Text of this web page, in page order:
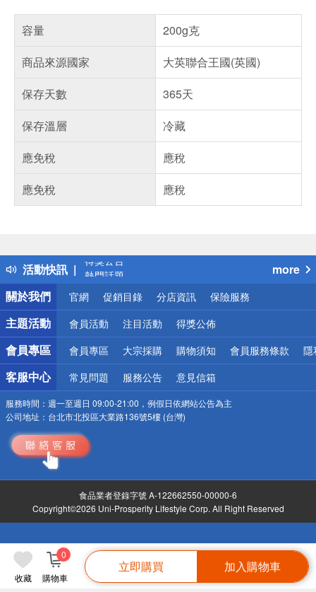
收藏 購物車
0
立即購買 加入購物車
容量
200g克
商品來源國家
大英聯合王國(英國)
保存天數
365天
保存溫層
冷藏
應免稅
應稅
應免稅
應稅
活動快訊
得獎公告
熱門話題
銀行優惠
偏遠地區配送
詐騙網頁！請小心！
more
關於我們
官網 促銷目錄 分店資訊 保險服務
主題活動 會員活動 注目活動 得獎公佈
會員專區 會員專區 大宗採購 購物須知 會員服務條款 隱
客服中心 常見問題 服務公告 意見信箱
服務時間： 週一至週日 09:00-21:00，例假日依網站公告為主
公司地址： 台北市北投區大業路136號5樓 (台灣)
食品業者登錄字號 A-122662550-00000-6
Copyright©2026 Uni-Prosperity Lifestyle Corp. All Right Reserved